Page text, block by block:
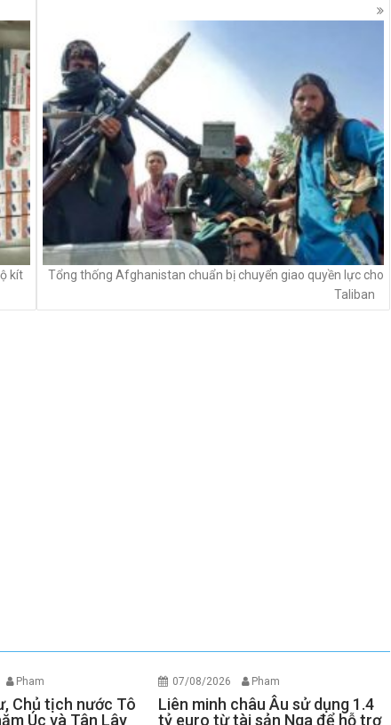
kít
Tổng thống Afghanistan chuẩn bị chuyển giao quyền lực cho
Taliban
Pham
Chủ tịch nước Tô
Úc và Tân Lây
07/08/2026 Pham
Liên minh châu Âu sử dụng 1.4
tỷ euro từ tài sản Nga để hỗ trợ